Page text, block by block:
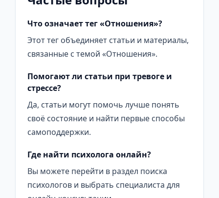
Что означает тег «Отношения»?
Этот тег объединяет статьи и материалы,
связанные с темой «Отношения».
Помогают ли статьи при тревоге и
стрессе?
Да, статьи могут помочь лучше понять
своё состояние и найти первые способы
самоподдержки.
Где найти психолога онлайн?
Вы можете перейти в раздел поиска
психологов и выбрать специалиста для